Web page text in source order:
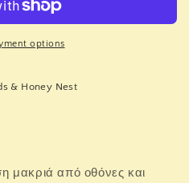
options
& Honey Nest
μακριά από οθόνες και